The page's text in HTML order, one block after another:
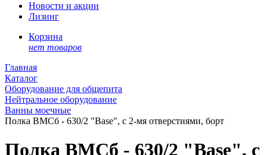
Новости и акции
Лизинг
Корзина
нет товаров
Главная
Каталог
Оборудование для общепита
Нейтральное оборудование
Ванны моечные
Полка ВМСб - 630/2 "Base", с 2-мя отверстиями, борт
Полка ВМСб - 630/2 "Base", с